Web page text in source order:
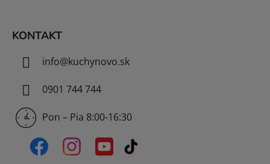
KONTAKT
info@kuchynovo.sk
0901 744 744
Pon – Pia 8:00-16:30